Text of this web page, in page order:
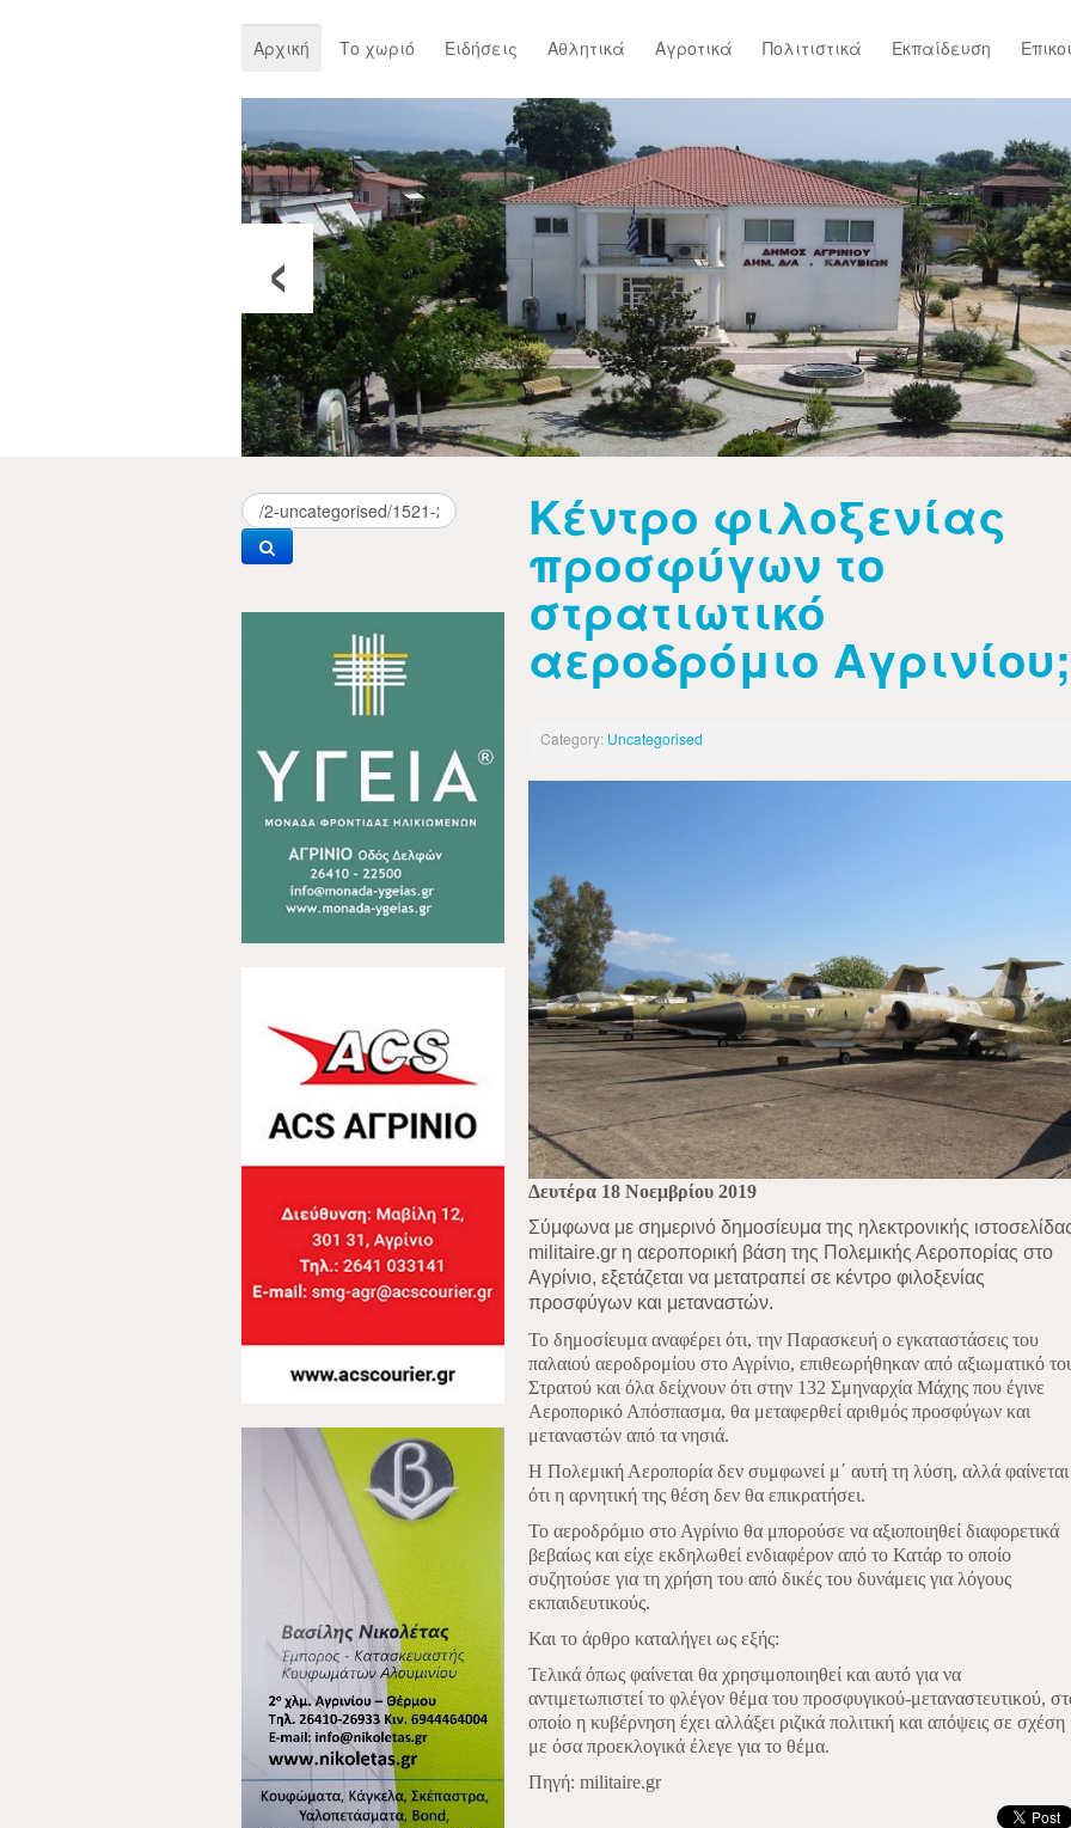
Αρχική Το χωριό Ειδήσεις Αθλητικά Αγροτικά Πολιτιστικά Εκπαίδευση
‹
Κέντρο φιλοξενίας
προσφύγων το
στρατιωτικό
αεροδρόμιο Αγρινίου;
Category: Uncategorised
Δευτέρα 18 Νοεμβρίου 2019
Σύμφωνα με σημερινό δημοσίευμα της ηλεκτρονικής
militaire.gr η αεροπορική βάση της Πολεμικής Αεροπορίας στο
Αγρίνιο, εξετάζεται να μετατραπεί σε κέντρο φιλοξενίας
προσφύγων και μεταναστών.
Το δημοσίευμα αναφέρει ότι, την Παρασκευή ο εγκαταστάσεις του
παλαιού αεροδρομίου στο Αγρίνιο, επιθεωρήθηκαν από αξιωματικό
Στρατού και όλα δείχνουν ότι στην 132 Σμηναρχία Μάχης που έγινε
Αεροπορικό Απόσπασμα, θα μεταφερθεί αριθμός προσφύγων και
μεταναστών από τα νησιά.
Η Πολεμική Αεροπορία δεν συμφωνεί μ΄ αυτή τη λύση, αλλά φαίνεται
ότι η αρνητική της θέση δεν θα επικρατήσει.
Το αεροδρόμιο στο Αγρίνιο θα μπορούσε να αξιοποιηθεί διαφορετικά
βεβαίως και είχε εκδηλωθεί ενδιαφέρον από το Κατάρ το οποίο
συζητούσε για τη χρήση του από δικές του δυνάμεις για λόγους
εκπαιδευτικούς.
Και το άρθρο καταλήγει ως εξής:
Τελικά όπως φαίνεται θα χρησιμοποιηθεί και αυτό για να
αντιμετωπιστεί το φλέγον θέμα του προσφυγικού-μεταναστευτικού,
οποίο η κυβέρνηση έχει αλλάξει ριζικά πολιτική και απόψεις σε σχέση
με όσα προεκλογικά έλεγε για το θέμα.
Πηγή: militaire.gr